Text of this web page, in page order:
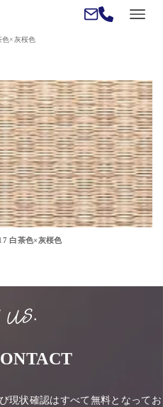
色×灰桜色
白茶色×灰桜色
現状確認はすべて無料となってお